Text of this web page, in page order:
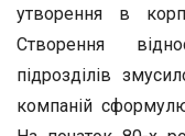
утворення в
Створення
підрозділів
компаній